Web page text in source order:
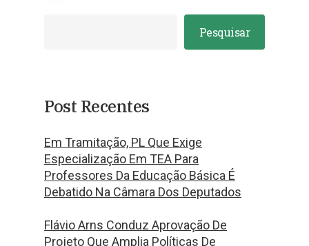
Pesquisar
Post Recentes
Em Tramitação, PL Que Exige
Especialização Em TEA Para
Professores Da Educação Básica É
Debatido Na Câmara Dos Deputados
Flávio Arns Conduz Aprovação De
Projeto Que Amplia Políticas De